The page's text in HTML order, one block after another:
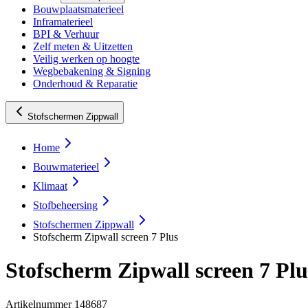
Bouwplaatsmaterieel
Inframaterieel
BPI & Verhuur
Zelf meten & Uitzetten
Veilig werken op hoogte
Wegbebakening & Signing
Onderhoud & Reparatie
Stofschermen Zippwall
Home
Bouwmaterieel
Klimaat
Stofbeheersing
Stofschermen Zippwall
Stofscherm Zipwall screen 7 Plus
Stofscherm Zipwall screen 7
Artikelnummer 148687